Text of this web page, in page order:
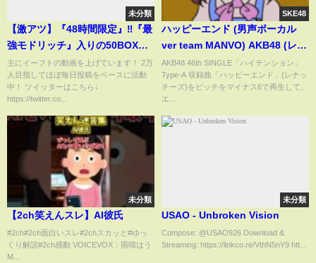
未分類
【激アツ】『48時間限定』‼︎『最
強モドリッチ』入りの50BOXガ
チャ登場‼︎ 最新レベマ＆引くべき
か徹底解説します‼︎
【eFootball2025】【イーフト
主にイーフトの動画を上げています！ 2万
人目指してほぼ毎日投稿をベースに活動
中！ ツイッターはこちら↓
https://twitter.co...
SKE48
ハッピーエンド (男声ボーカル
ver team MANVO) AKB48 (レナ
ッチーズ)
AKB48 46th SINGLE「ハイテンション」
Type-A 収録曲「ハッピーエンド」(レナッ
チーズ)をピッチをマイナス6で再生して、
エ...
未分類
【2ch笑えんスレ】AI彼氏
#2ch#2ch面白いスレ#2chスカッと#ゆっ
くり解説#2ch感動 VOICEVOX：雨晴はう
M...
未分類
USAO - Unbroken Vision
Compose: @USAO926 Download &
Streaming: https://linkco.re/VthN5nY9 htt...